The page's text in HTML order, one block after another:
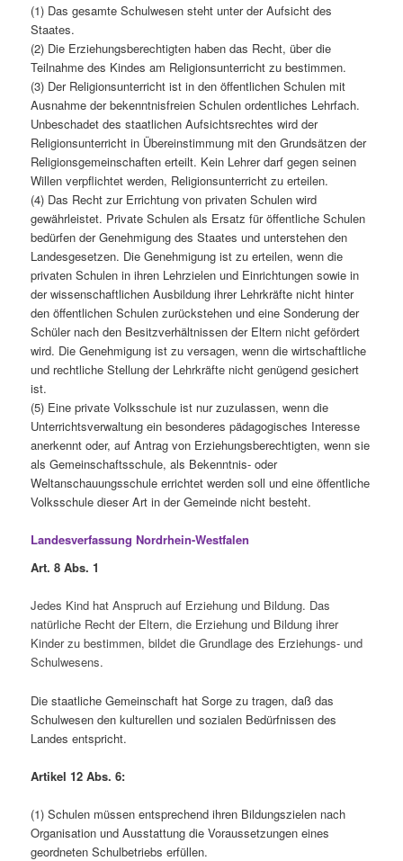
(1) Das gesamte Schulwesen steht unter der Aufsicht des
Staates.
(2) Die Erziehungsberechtigten haben das Recht, über die
Teilnahme des Kindes am Religionsunterricht zu bestimmen.
(3) Der Religionsunterricht ist in den öffentlichen Schulen mit
Ausnahme der bekenntnisfreien Schulen ordentliches Lehrfach.
Unbeschadet des staatlichen Aufsichtsrechtes wird der
Religionsunterricht in Übereinstimmung mit den Grundsätzen der
Religionsgemeinschaften erteilt. Kein Lehrer darf gegen seinen
Willen verpflichtet werden, Religionsunterricht zu erteilen.
(4) Das Recht zur Errichtung von privaten Schulen wird
gewährleistet. Private Schulen als Ersatz für öffentliche Schulen
bedürfen der Genehmigung des Staates und unterstehen den
Landesgesetzen. Die Genehmigung ist zu erteilen, wenn die
privaten Schulen in ihren Lehrzielen und Einrichtungen sowie in
der wissenschaftlichen Ausbildung ihrer Lehrkräfte nicht hinter
den öffentlichen Schulen zurückstehen und eine Sonderung der
Schüler nach den Besitzverhältnissen der Eltern nicht gefördert
wird. Die Genehmigung ist zu versagen, wenn die wirtschaftliche
und rechtliche Stellung der Lehrkräfte nicht genügend gesichert
ist.
(5) Eine private Volksschule ist nur zuzulassen, wenn die
Unterrichtsverwaltung ein besonderes pädagogisches Interesse
anerkennt oder, auf Antrag von Erziehungsberechtigten, wenn sie
als Gemeinschaftsschule, als Bekenntnis- oder
Weltanschauungsschule errichtet werden soll und eine öffentliche
Volksschule dieser Art in der Gemeinde nicht besteht.
Landesverfassung Nordrhein-Westfalen
Art. 8 Abs. 1
Jedes Kind hat Anspruch auf Erziehung und Bildung. Das
natürliche Recht der Eltern, die Erziehung und Bildung ihrer
Kinder zu bestimmen, bildet die Grundlage des Erziehungs- und
Schulwesens.
Die staatliche Gemeinschaft hat Sorge zu tragen, daß das
Schulwesen den kulturellen und sozialen Bedürfnissen des
Landes entspricht.
Artikel 12 Abs. 6:
(1) Schulen müssen entsprechend ihren Bildungszielen nach
Organisation und Ausstattung die Voraussetzungen eines
geordneten Schulbetriebs erfüllen.